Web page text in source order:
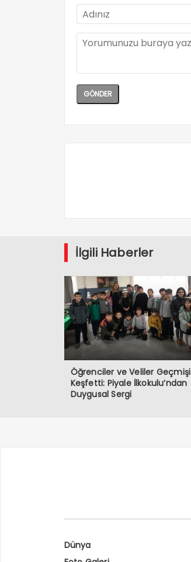
İlgili Haberler
Öğrenciler ve Veliler Geçmişi
Keşfetti: Piyale İlkokulu’ndan
Duygusal Sergi
Dünya